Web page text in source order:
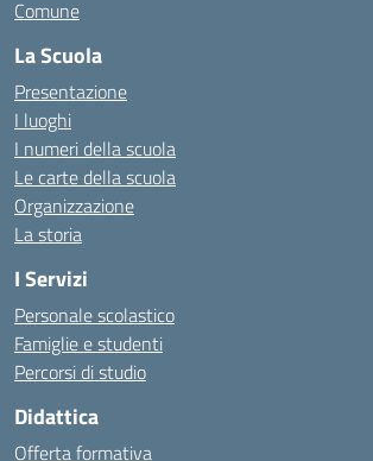
Comune
La Scuola
Presentazione
I luoghi
I numeri della scuola
Le carte della scuola
Organizzazione
La storia
I Servizi
Personale scolastico
Famiglie e studenti
Percorsi di studio
Didattica
Offerta formativa